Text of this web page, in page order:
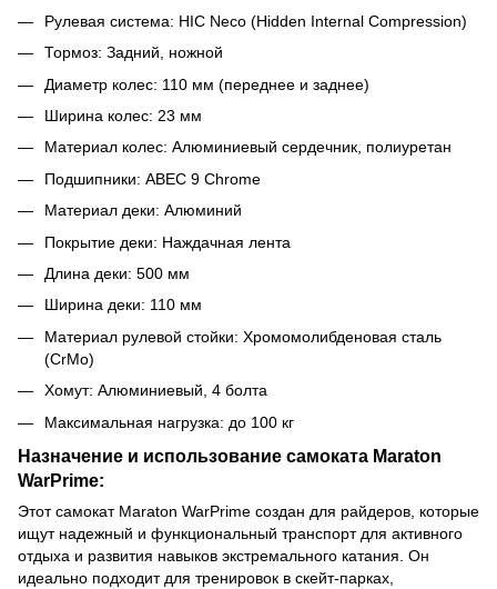
Рулевая система: HIC Neco (Hidden Internal Compression)
Тормоз: Задний, ножной
Диаметр колес: 110 мм (переднее и заднее)
Ширина колес: 23 мм
Материал колес: Алюминиевый сердечник, полиуретан
Подшипники: ABEC 9 Chrome
Материал деки: Алюминий
Покрытие деки: Наждачная лента
Длина деки: 500 мм
Ширина деки: 110 мм
Материал рулевой стойки: Хромомолибденовая сталь
(CrMo)
Хомут: Алюминиевый, 4 болта
Максимальная нагрузка: до 100 кг
Назначение и использование самоката Maraton
WarPrime:
Этот самокат Maraton WarPrime создан для райдеров, которые
ищут надежный и функциональный транспорт для активного
отдыха и развития навыков экстремального катания. Он
идеально подходит для тренировок в скейт-парках,